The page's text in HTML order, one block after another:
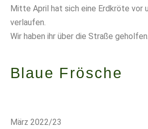
Mitte April hat sich eine Erdkröte vor
verlaufen.
Wir haben ihr über die Straße geholfen.
Blaue Frösche
März 2022/23